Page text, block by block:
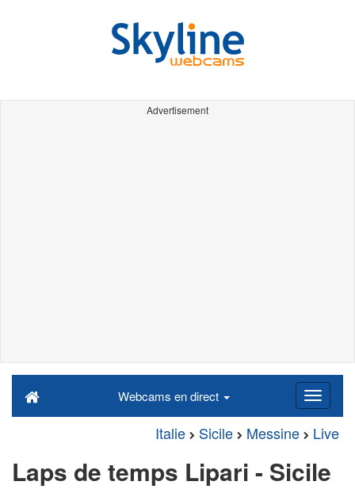
Advertisement
Webcams en direct
Italie Sicile Messine Live
Laps de temps Lipari - Sicile